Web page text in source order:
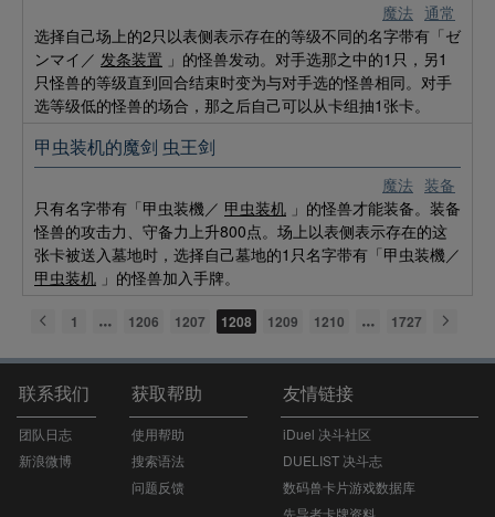
魔法 通常
选择自己场上的2只以表侧表示存在的等级不同的名字带有「ゼ
ンマイ／ 发条装置 」的怪兽发动。对手选那之中的1只，另1
只怪兽的等级直到回合结束时变为与对手选的怪兽相同。对手
选等级低的怪兽的场合，那之后自己可以从卡组抽1张卡。
魔法 装备
甲虫装机的魔剑 虫王剑
只有名字带有「甲虫装機／ 甲虫装机 」的怪兽才能装备。装备
怪兽的攻击力、守备力上升800点。场上以表侧表示存在的这
张卡被送入墓地时，选择自己墓地的1只名字带有「甲虫装機／
甲虫装机 」的怪兽加入手牌。
1 1206 1207 1208 1209 1210 1727
联系我们
团队日志
新浪微博
获取帮助
使用帮助
搜索语法
问题反馈
友情链接
iDuel 决斗社区
DUELIST 决斗志
数码兽卡片游戏数据库
先导者卡牌资料